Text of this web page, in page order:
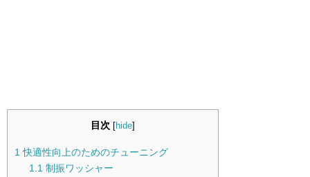
目次 [hide]
1 快適性向上のためのチューニング
1.1 制振ワッシャー